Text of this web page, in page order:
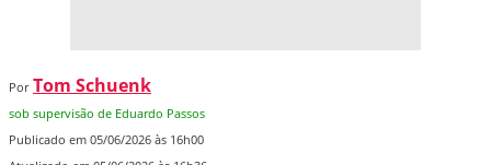
Por Tom Schuenk
sob supervisão de Eduardo Passos
Publicado em 05/06/2026 às 16h00